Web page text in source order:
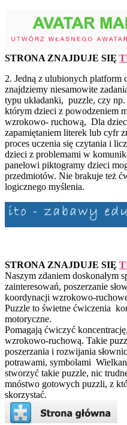
STRONA ZNAJDUJE SIĘ
2. Jedną z ulubionych platform
znajdziemy niesamowite
typu układanki, puzzle, czy
którym dzieci z powodzeniem
wzrokowo- ruchową, Dla
zapamiętaniem literek lub cyfr
proces uczenia się czytania i
dzieci z problemami w
panelowi piktogramy dzieci
przedmiotów. Nie brakuje też
logicznego myślenia.
STRONA ZNAJDUJE SIĘ
Naszym zdaniem doskonałym
zainteresowań, poszerzanie
koordynacji wzrokowo-
Puzzle to świetne ćwiczenia
motoryczne.
Pomagają ćwiczyć
wzrokowo-ruchową. Takie
poszerzania i rozwijania
potrawami, symbolami
stworzyć takie puzzle, nic
mnóstwo gotowych puzzli, z
skorzystać.